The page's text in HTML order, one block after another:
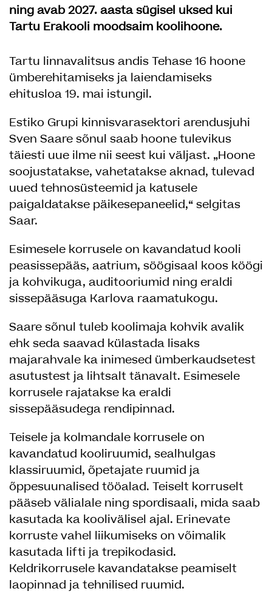
ning avab 2027. aasta sügisel uksed kui
Tartu Erakooli moodsaim koolihoone.
Tartu linnavalitsus andis Tehase 16 hoone
ümberehitamiseks ja laiendamiseks
ehitusloa 19. mai istungil.
Estiko Grupi kinnisvarasektori arendusjuhi
Sven Saare sõnul saab hoone tulevikus
täiesti uue ilme nii seest kui väljast. „Hoone
soojustatakse, vahetatakse aknad, tulevad
uued tehnosüsteemid ja katusele
paigaldatakse päikesepaneelid,“ selgitas
Saar.
Esimesele korrusele on kavandatud kooli
peasissepääs, aatrium, söögisaal koos köögi
ja kohvikuga, auditooriumid ning eraldi
sissepääsuga Karlova raamatukogu.
Saare sõnul tuleb koolimaja kohvik avalik
ehk seda saavad külastada lisaks
majarahvale ka inimesed ümberkaudsetest
asutustest ja lihtsalt tänavalt. Esimesele
korrusele rajatakse ka eraldi
sissepääsudega rendipinnad.
Teisele ja kolmandale korrusele on
kavandatud kooliruumid, sealhulgas
klassiruumid, õpetajate ruumid ja
õppesuunalised tööalad. Teiselt korruselt
pääseb välialale ning spordisaali, mida saab
kasutada ka koolivälisel ajal. Erinevate
korruste vahel liikumiseks on võimalik
kasutada lifti ja trepikodasid.
Keldrikorrusele kavandatakse peamiselt
laopinnad ja tehnilised ruumid.